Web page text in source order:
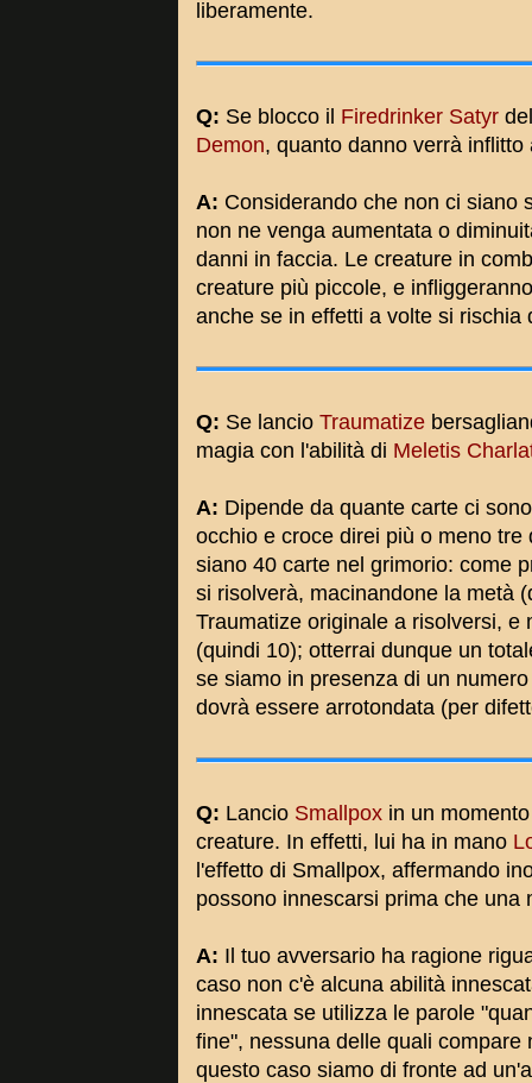
liberamente.
Q: Se blocco il Firedrinker Satyr
Demon, quanto danno verrà
A: Considerando che non ci siano
non ne venga aumentata o
danni in faccia. Le creature in
creature più piccole, e
anche se in effetti a volte si rischia
Q: Se lancio Traumatize
magia con l'abilità di Meletis
A: Dipende da quante carte ci
occhio e croce direi più o meno
siano 40 carte nel grimorio: come
si risolverà, macinandone la metà
Traumatize originale a risolversi,
(quindi 10); otterrai dunque un
se siamo in presenza di un
dovrà essere arrotondata (per
Q: Lancio Smallpox in un
creature. In effetti, lui ha in mano
l'effetto di Smallpox, affermando
possono innescarsi prima che
A: Il tuo avversario ha ragione
caso non c'è alcuna abilità
innescata se utilizza le parole
fine", nessuna delle quali
questo caso siamo di fronte ad